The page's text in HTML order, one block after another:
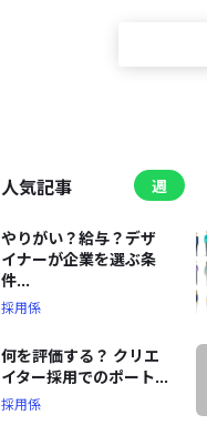
人気記事 週
やりがい？給与？デザ
イナーが企業を選ぶ条
件...
採用係
何を評価する？ クリエ
イター採用でのポート...
採用係